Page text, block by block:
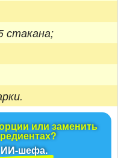
стакана;
или заменить
ИИ-шефа.